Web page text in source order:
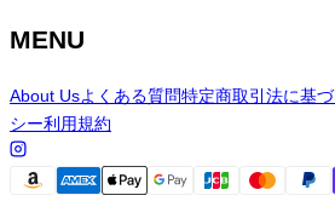
MENU
About Usよくある質問特定商取引法に基
シー利用規約